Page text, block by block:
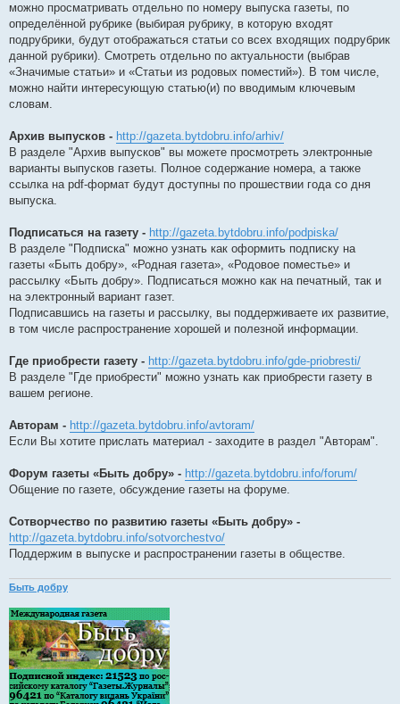
можно просматривать отдельно по номеру выпуска газеты, по
определённой рубрике (выбирая рубрику, в которую входят
подрубрики, будут отображаться статьи со всех входящих подрубрик
данной рубрики). Смотреть отдельно по актуальности (выбрав
«Значимые статьи» и «Статьи из родовых поместий»). В том числе,
можно найти интересующую статью(и) по вводимым ключевым
словам.
Архив выпусков - http://gazeta.bytdobru.info/arhiv/
В разделе "Архив выпусков" вы можете просмотреть электронные
варианты выпусков газеты. Полное содержание номера, а также
ссылка на pdf-формат будут доступны по прошествии года со дня
выпуска.
Подписаться на газету - http://gazeta.bytdobru.info/podpiska/
В разделе "Подписка" можно узнать как оформить подписку на
газеты «Быть добру», «Родная газета», «Родовое поместье» и
рассылку «Быть добру». Подписаться можно как на печатный, так и
на электронный вариант газет.
Подписавшись на газеты и рассылку, вы поддерживаете их развитие,
в том числе распространение хорошей и полезной информации.
Где приобрести газету - http://gazeta.bytdobru.info/gde-priobresti/
В разделе "Где приобрести" можно узнать как приобрести газету в
вашем регионе.
Авторам - http://gazeta.bytdobru.info/avtoram/
Если Вы хотите прислать материал - заходите в раздел "Авторам".
Форум газеты «Быть добру» - http://gazeta.bytdobru.info/forum/
Общение по газете, обсуждение газеты на форуме.
Сотворчество по развитию газеты «Быть добру» -
http://gazeta.bytdobru.info/sotvorchestvo/
Поддержим в выпуске и распространении газеты в обществе.
Быть добру